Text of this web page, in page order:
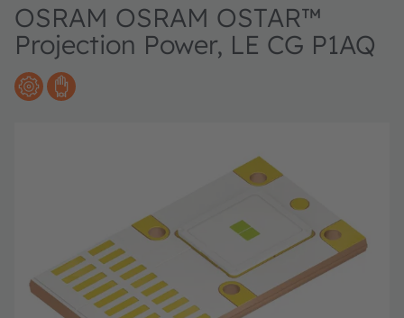
OSRAM OSRAM OSTAR™
Projection Power, LE CG P1AQ